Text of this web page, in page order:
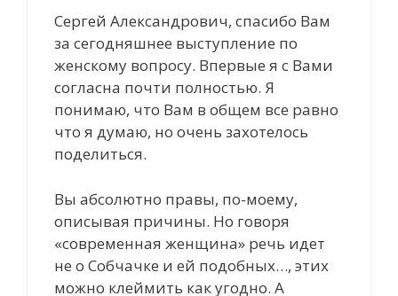
Сергей Александрович, спасибо Вам
за сегодняшнее выступление по
женскому вопросу. Впервые я с Вами
согласна почти полностью. Я
понимаю, что Вам в общем все равно
что я думаю, но очень захотелось
поделиться.
Вы абсолютно правы, по-моему,
описывая причины. Но говоря
«современная женщина» речь идет
не о Собчачке и ей подобных…, этих
можно клеймить как угодно. А